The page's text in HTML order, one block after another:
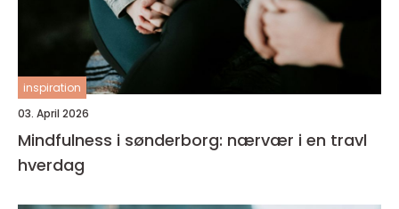
inspiration
03. April 2026
Mindfulness i sønderborg: nærvær i en travl
hverdag